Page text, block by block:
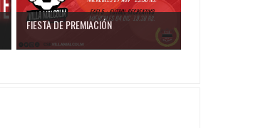
FIESTA DE PREMIACIÓN